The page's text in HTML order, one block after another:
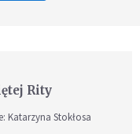
Rity
Katarzyna Stokłosa